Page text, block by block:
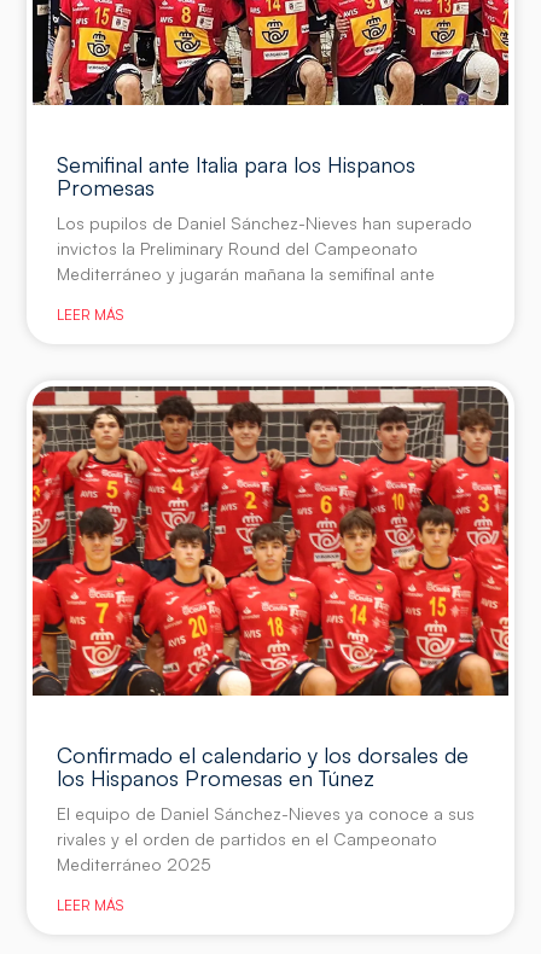
Semifinal ante Italia para los Hispanos
Promesas
Los pupilos de Daniel Sánchez-Nieves han superado
invictos la Preliminary Round del Campeonato
Mediterráneo y jugarán mañana la semifinal ante
LEER MÁS
Confirmado el calendario y los dorsales de
los Hispanos Promesas en Túnez
El equipo de Daniel Sánchez-Nieves ya conoce a sus
rivales y el orden de partidos en el Campeonato
Mediterráneo 2025
LEER MÁS